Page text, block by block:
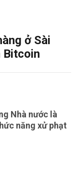
ở Sài
Bitcoin
Nhà nước là
năng xử phạt